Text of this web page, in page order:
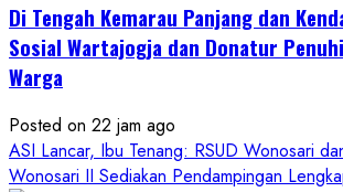
Di Tengah Kemarau Panjang dan
Sosial Wartajogja dan Donatur
Warga
Posted on 22 jam ago
ASI Lancar, Ibu Tenang: RSUD Wonosari
Wonosari II Sediakan Pendampingan